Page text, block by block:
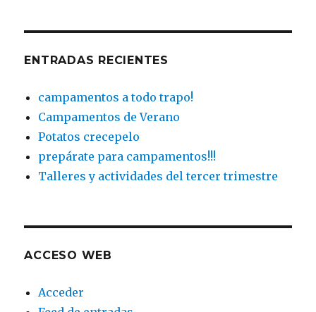
ENTRADAS RECIENTES
campamentos a todo trapo!
Campamentos de Verano
Potatos crecepelo
prepárate para campamentos!!!
Talleres y actividades del tercer trimestre
ACCESO WEB
Acceder